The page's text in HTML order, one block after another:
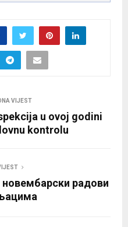
VIJEST
u ovoj godini
kontrolu
радови